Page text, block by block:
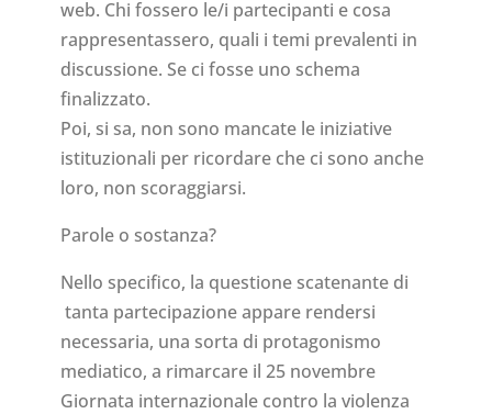
web. Chi fossero le/i partecipanti e cosa
rappresentassero, quali i temi prevalenti in
discussione. Se ci fosse uno schema
finalizzato.
Poi, si sa, non sono mancate le iniziative
istituzionali per ricordare che ci sono anche
loro, non scoraggiarsi.
Parole o sostanza?
Nello specifico, la questione scatenante di
tanta partecipazione appare rendersi
necessaria, una sorta di protagonismo
mediatico, a rimarcare il 25 novembre
Giornata internazionale contro la violenza